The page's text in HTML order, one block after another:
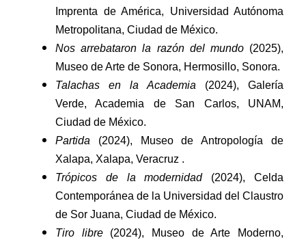
Imprenta de América, Universidad Autónoma
Metropolitana, Ciudad de México.
Nos arrebataron la razón del mundo(2025),
Museo de Arte de Sonora, Hermosillo, Sonora.
Talachas en la Academia (2024), Galería
Verde, Academia de San Carlos, UNAM,
Ciudad de México.
Partida (2024), Museo de Antropología de
Xalapa, Xalapa, Veracruz .
Trópicos de la modernidad (2024), Celda
Contemporánea de la Universidad del Claustro
de Sor Juana, Ciudad de México.
Tiro libre(2024), Museo de Arte Moderno,